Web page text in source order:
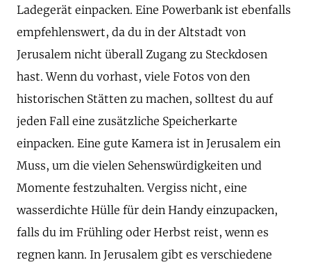
Ladegerät einpacken. Eine Powerbank ist ebenfalls
empfehlenswert, da du in der Altstadt von
Jerusalem nicht überall Zugang zu Steckdosen
hast. Wenn du vorhast, viele Fotos von den
historischen Stätten zu machen, solltest du auf
jeden Fall eine zusätzliche Speicherkarte
einpacken. Eine gute Kamera ist in Jerusalem ein
Muss, um die vielen Sehenswürdigkeiten und
Momente festzuhalten. Vergiss nicht, eine
wasserdichte Hülle für dein Handy einzupacken,
falls du im Frühling oder Herbst reist, wenn es
regnen kann. In Jerusalem gibt es verschiedene